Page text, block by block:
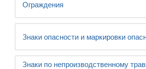
Ограждения
Знаки опасности и маркировки
Знаки по непроизводственному